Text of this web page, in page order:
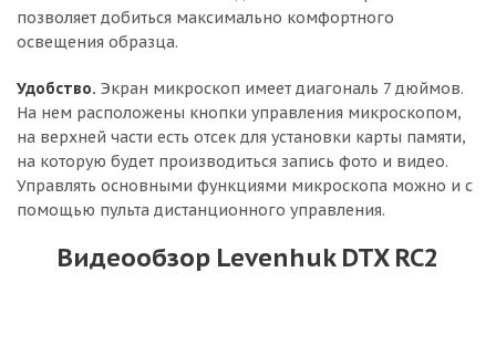
позволяет добиться максимально комфортного
освещения образца.
Удобство. Экран микроскоп имеет диагональ 7 дюймов.
На нем расположены кнопки управления микроскопом,
на верхней части есть отсек для установки карты памяти,
на которую будет производиться запись фото и видео.
Управлять основными функциями микроскопа можно и с
помощью пульта дистанционного управления.
Видеообзор Levenhuk DTX RC2